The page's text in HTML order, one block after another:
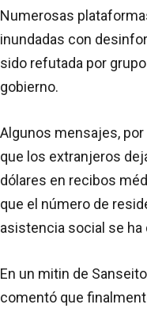
Numerosas
inundadas con
sido refutada por
gobierno.
Algunos mensajes,
que los extranjeros
dólares en recibos
que el número de
asistencia social se
En un mitin de
comentó que